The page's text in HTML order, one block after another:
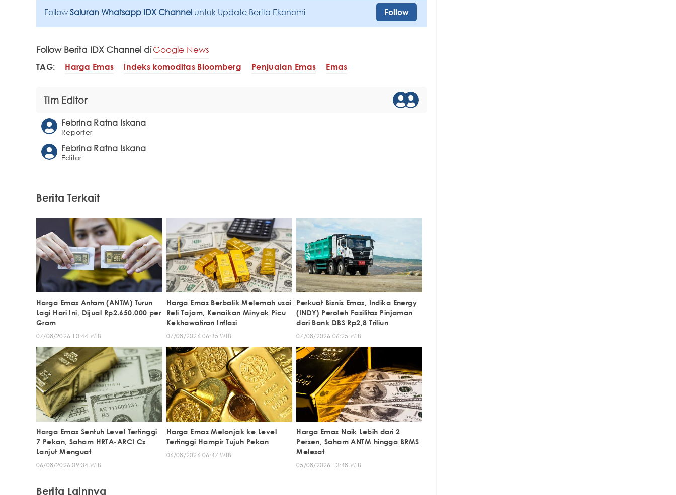
Follow Saluran Whatsapp IDX Channel untuk Update Berita Ekonomi Follow
Follow Berita IDX Channel diGoogle News
TAG: Harga Emas indeks komoditas Bloomberg Penjualan Emas Emas
Tim Editor
Febrina Ratna Iskana
Reporter
Febrina Ratna Iskana
Editor
Berita Terkait
Harga Emas Antam (ANTM) Turun
Lagi Hari Ini, Dijual Rp2.650.000 per
Gram
07/08/2026 10:44 WIB
Harga Emas Berbalik Melemah usai
Reli Tajam, Kenaikan Minyak Picu
Kekhawatiran Inflasi
07/08/2026 06:35 WIB
Perkuat Bisnis Emas, Indika Energy
(INDY) Peroleh Fasilitas Pinjaman
dari Bank DBS Rp2,8 Triliun
07/08/2026 06:25 WIB
Harga Emas Sentuh Level Tertinggi
7 Pekan, Saham HRTA-ARCI Cs
Lanjut Menguat
06/08/2026 09:34 WIB
Harga Emas Melonjak ke Level
Tertinggi Hampir Tujuh Pekan
06/08/2026 06:47 WIB
Harga Emas Naik Lebih dari 2
Persen, Saham ANTM hingga BRMS
Melesat
05/08/2026 13:48 WIB
Berita Lainnya